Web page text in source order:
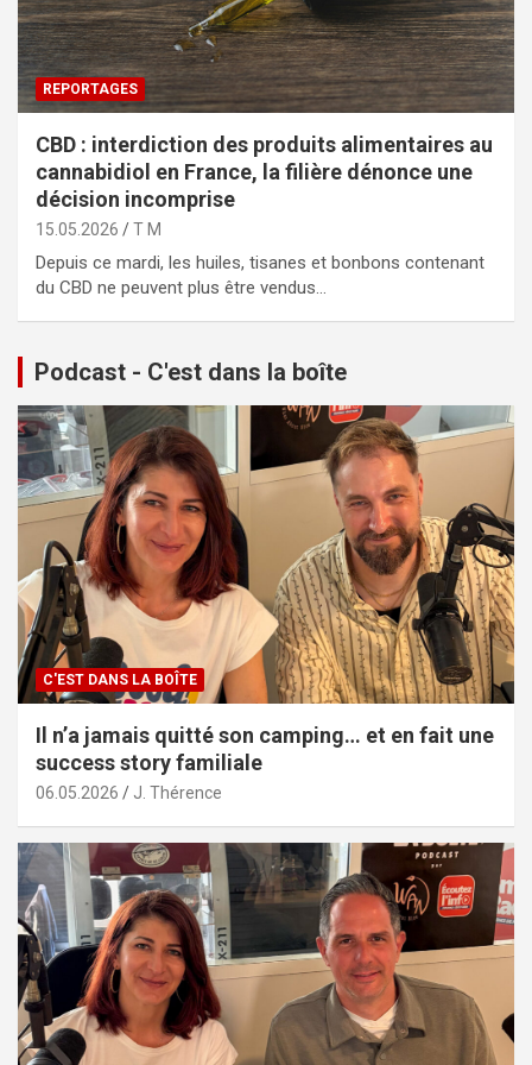
REPORTAGES
CBD : interdiction des produits alimentaires au
cannabidiol en France, la filière dénonce une
décision incomprise
15.05.2026 T M
Depuis ce mardi, les huiles, tisanes et bonbons contenant
du CBD ne peuvent plus être vendus…
Podcast - C'est dans la boîte
C'EST DANS LA BOÎTE
Il n’a jamais quitté son camping… et en fait une
success story familiale
06.05.2026 J. Thérence